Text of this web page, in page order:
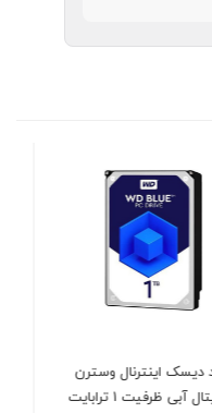
کیس کامپیوتر گرین
GREEN AVA